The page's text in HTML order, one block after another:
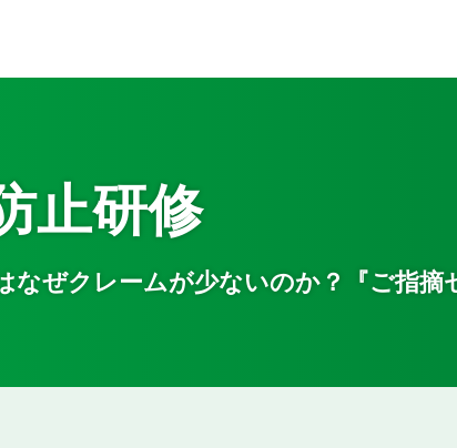
止研修
なぜクレームが少ないのか？『ご指摘